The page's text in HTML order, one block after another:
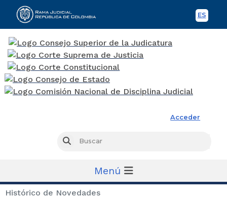
ES
Acceder
Buscar
Menú
Histórico de Novedades